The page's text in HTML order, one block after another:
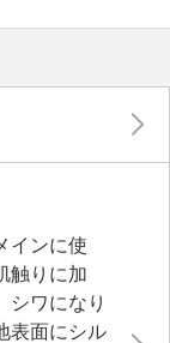
インに使
触りに加
シワになり
表面にシル